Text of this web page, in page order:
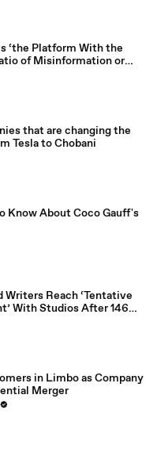
‘the Platform With the
of Misinformation or
Amongst All Social
that are changing the
Tesla to Chobani
Know About Coco Gauff's
Writers Reach ‘Tentative
With Studios After 146
in Limbo as Company
Merger